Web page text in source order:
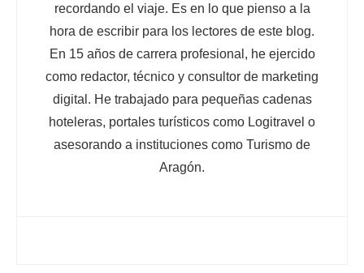
recordando el viaje. Es en lo que pienso a la
hora de escribir para los lectores de este blog.
En 15 años de carrera profesional, he ejercido
como redactor, técnico y consultor de marketing
digital. He trabajado para pequeñas cadenas
hoteleras, portales turísticos como Logitravel o
asesorando a instituciones como Turismo de
Aragón.